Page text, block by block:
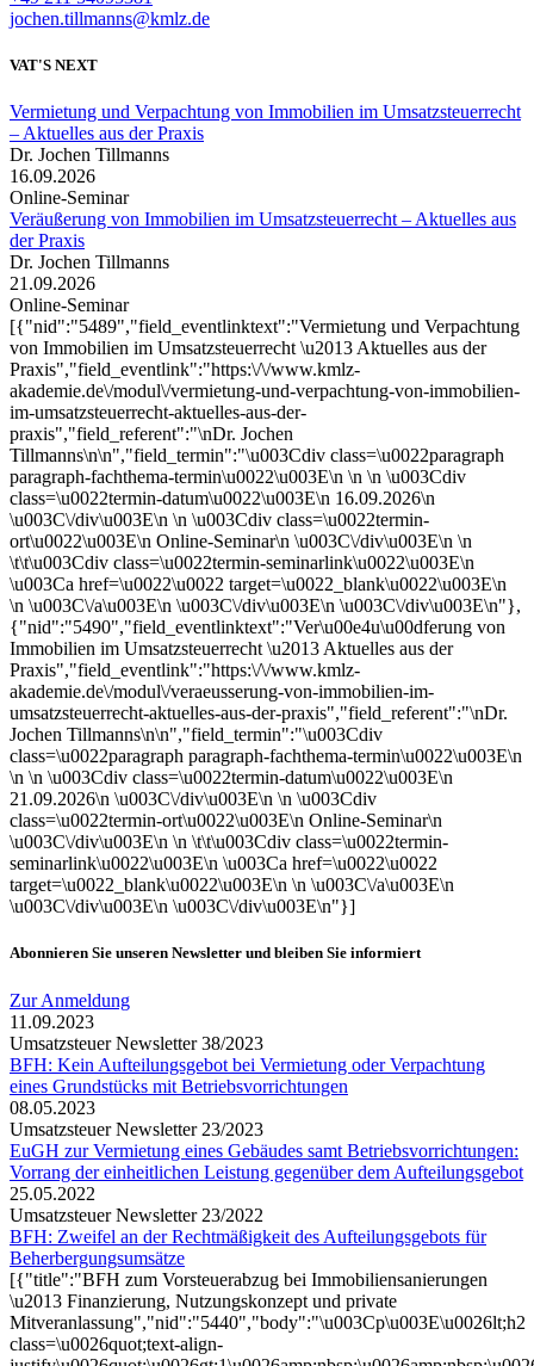
jochen.tillmanns@kmlz.de
VAT'S NEXT
Vermietung und Verpachtung von Immobilien im Umsatzsteuerrecht
– Aktuelles aus der Praxis
Dr. Jochen Tillmanns
16.09.2026
Online-Seminar
Veräußerung von Immobilien im Umsatzsteuerrecht – Aktuelles aus
der Praxis
Dr. Jochen Tillmanns
21.09.2026
Online-Seminar
[{"nid":"5489","field_eventlinktext":"Vermietung und Verpachtung
von Immobilien im Umsatzsteuerrecht \u2013 Aktuelles aus der
Praxis","field_eventlink":"https:\/\/www.kmlz-
akademie.de\/modul\/vermietung-und-verpachtung-von-immobilien-
im-umsatzsteuerrecht-aktuelles-aus-der-
praxis","field_referent":"\nDr. Jochen
Tillmanns\n\n","field_termin":"\u003Cdiv class=\u0022paragraph
paragraph-fachthema-termin\u0022\u003E\n \n \n \u003Cdiv
class=\u0022termin-datum\u0022\u003E\n 16.09.2026\n
\u003C\/div\u003E\n \n \u003Cdiv class=\u0022termin-
ort\u0022\u003E\n Online-Seminar\n \u003C\/div\u003E\n \n
\t\t\u003Cdiv class=\u0022termin-seminarlink\u0022\u003E\n
\u003Ca href=\u0022\u0022 target=\u0022_blank\u0022\u003E\n
\n \u003C\/a\u003E\n \u003C\/div\u003E\n \u003C\/div\u003E\n"},
{"nid":"5490","field_eventlinktext":"Ver\u00e4u\u00dferung von
Immobilien im Umsatzsteuerrecht \u2013 Aktuelles aus der
Praxis","field_eventlink":"https:\/\/www.kmlz-
akademie.de\/modul\/veraeusserung-von-immobilien-im-
umsatzsteuerrecht-aktuelles-aus-der-praxis","field_referent":"\nDr.
Jochen Tillmanns\n\n","field_termin":"\u003Cdiv
class=\u0022paragraph paragraph-fachthema-termin\u0022\u003E\n
\n \n \u003Cdiv class=\u0022termin-datum\u0022\u003E\n
21.09.2026\n \u003C\/div\u003E\n \n \u003Cdiv
class=\u0022termin-ort\u0022\u003E\n Online-Seminar\n
\u003C\/div\u003E\n \n \t\t\u003Cdiv class=\u0022termin-
seminarlink\u0022\u003E\n \u003Ca href=\u0022\u0022
target=\u0022_blank\u0022\u003E\n \n \u003C\/a\u003E\n
\u003C\/div\u003E\n \u003C\/div\u003E\n"}]
Abonnieren Sie unseren Newsletter und bleiben Sie informiert
Zur Anmeldung
11.09.2023
Umsatzsteuer Newsletter 38/2023
BFH: Kein Aufteilungsgebot bei Vermietung oder Verpachtung
eines Grundstücks mit Betriebsvorrichtungen
08.05.2023
Umsatzsteuer Newsletter 23/2023
EuGH zur Vermietung eines Gebäudes samt Betriebsvorrichtungen:
Vorrang der einheitlichen Leistung gegenüber dem Aufteilungsgebot
25.05.2022
Umsatzsteuer Newsletter 23/2022
BFH: Zweifel an der Rechtmäßigkeit des Aufteilungsgebots für
Beherbergungsumsätze
[{"title":"BFH zum Vorsteuerabzug bei Immobiliensanierungen
\u2013 Finanzierung, Nutzungskonzept und private
Mitveranlassung","nid":"5440","body":"\u003Cp\u003E\u0026lt;h2
class=\u0026quot;text-align-